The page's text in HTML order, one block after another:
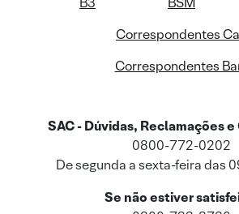
Correspondentes
Correspondentes
SAC - Dúvidas, Reclamações
0800-772-0202
De segunda a sexta-feira das
Se não estiver